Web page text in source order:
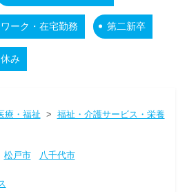
ーク・在宅勤務 第二新卒
み
療・福祉 > 福祉・介護サービス・栄養
松戸市
八千代市